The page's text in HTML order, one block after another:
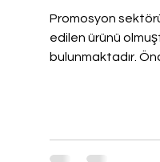
Promosyon
edilen ürünü
bulunmaktadır.